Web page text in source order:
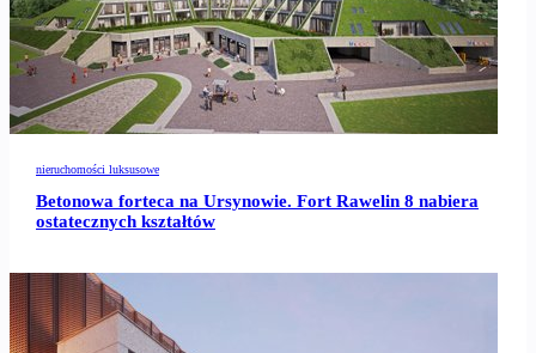
nieruchomości luksusowe
Betonowa forteca na Ursynowie. Fort Rawelin 8 nabiera
ostatecznych kształtów